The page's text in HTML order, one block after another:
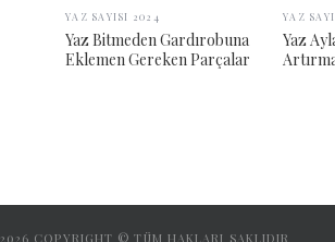
YAZ SAYISI 2024
Yaz Bitmeden Gardırobuna
Eklemen Gereken Parçalar
YAZ
Yaz
2026 COPYRIGHT © TÜM HAKLARI SAKLIDIR